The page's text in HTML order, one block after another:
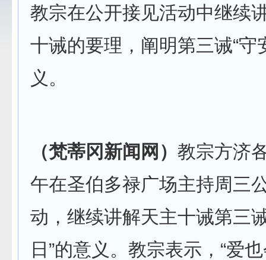
教宗在公开接见活动中继续
十诫的要理，阐明第三诫“守
义。
（梵蒂冈新闻网） 教宗方济
午在圣伯多禄广场主持周三
动，继续讲解天主十诫第三
日”的意义。教宗表示，“爱